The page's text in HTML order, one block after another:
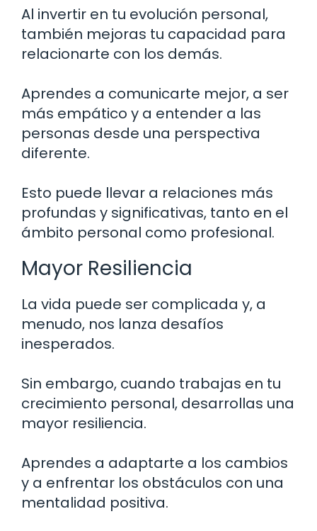
Al invertir en tu evolución personal,
también mejoras tu capacidad para
relacionarte con los demás.
Aprendes a comunicarte mejor, a ser
más empático y a entender a las
personas desde una perspectiva
diferente.
Esto puede llevar a relaciones más
profundas y significativas, tanto en el
ámbito personal como profesional.
Mayor Resiliencia
La vida puede ser complicada y, a
menudo, nos lanza desafíos
inesperados.
Sin embargo, cuando trabajas en tu
crecimiento personal, desarrollas una
mayor resiliencia.
Aprendes a adaptarte a los cambios
y a enfrentar los obstáculos con una
mentalidad positiva.